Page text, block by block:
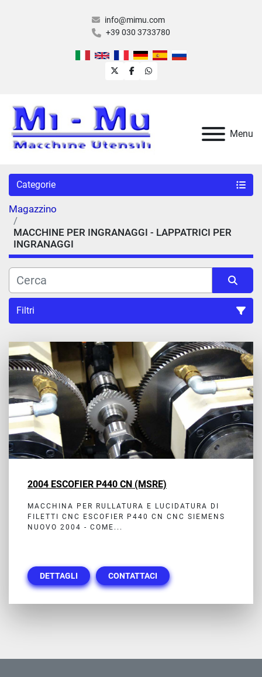
info@mimu.com
+39 030 3733780
twitterfacebookwhatsapp
Menu
Categorie
Magazzino
MACCHINE PER INGRANAGGI - LAPPATRICI PER
INGRANAGGI
Filtri
Ordina per
2004 ESCOFIER P440 CN (MSRE)
MACCHINA PER RULLATURA E LUCIDATURA DI
FILETTI CNC ESCOFIER P440 CN CNC SIEMENS
NUOVO 2004 - COME...
DETTAGLI CONTATTACI